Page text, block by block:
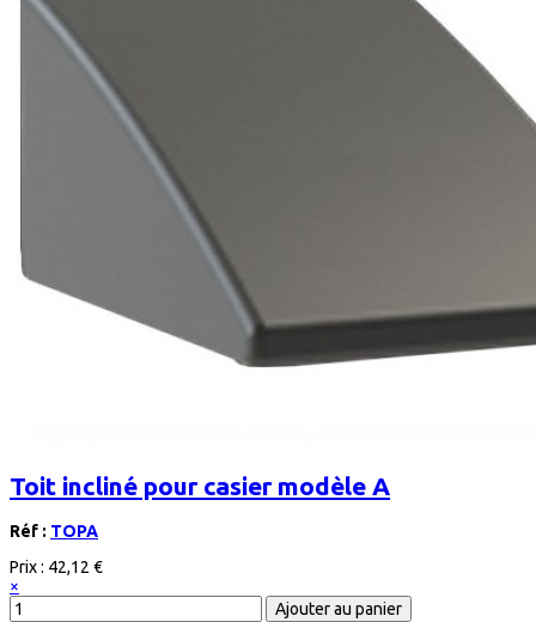
Toit incliné pour casier modèle A
Réf : TOPA
Prix : 42,12 €
×